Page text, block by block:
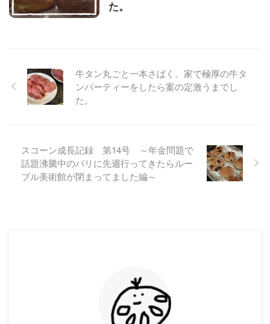
た。
牛タン丸ごと一本さばく。家で極厚の牛タ
ンパーティーをしたら案の定激うまでし
た。
スコーン成長記録 第14号 ～年金問題で
話題沸騰中のパリに先週行ってきたらルー
ブル美術館が閉まってました編～